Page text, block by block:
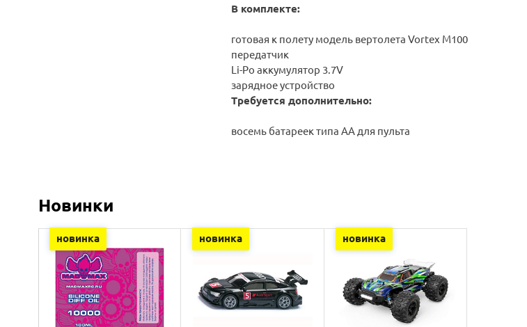
В комплекте:
готовая к полету модель вертолета Vortex M100
передатчик
Li-Po аккумулятор 3.7V
зарядное устройство
Требуется дополнительно:
восемь батареек типа AA для пульта
Новинки
новинка новинка новинка